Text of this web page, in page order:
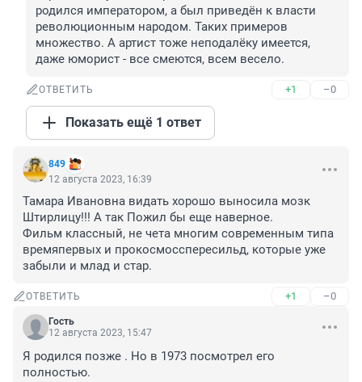
родился императором, а был приведён к власти
революционным народом. Таких примеров
множество. А артист тоже неподалёку имеется,
даже юморист - все смеются, всем весело.
ОТВЕТИТЬ +1 –0
Показать ещё 1 ответ
849
12 августа 2023, 16:39
Тамара Ивановна видать хорошо выносила мозк
Штирлицу!!! А так Пожил бы еще наверное.
Фильм классный, не чета многим современным типа
времяпервых и прокосмосспересильд, которые уже
забыли и млад и стар.
ОТВЕТИТЬ +1 –0
Гость
12 августа 2023, 15:47
Я родился позже . Но в 1973 посмотрел его
полностью.